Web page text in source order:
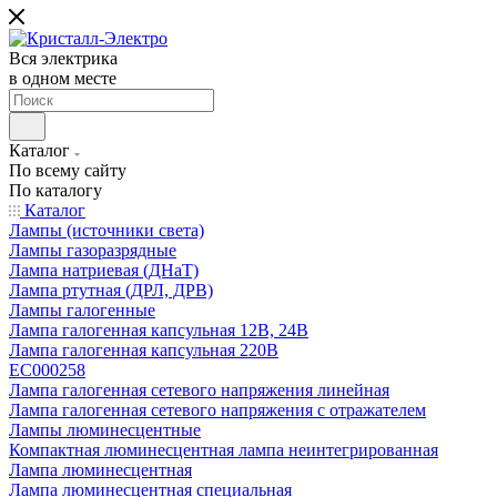
Вся электрика
в одном месте
Каталог
По всему сайту
По каталогу
Каталог
Лампы (источники света)
Лампы газоразрядные
Лампа натриевая (ДНаТ)
Лампа ртутная (ДРЛ, ДРВ)
Лампы галогенные
Лампа галогенная капсульная 12В, 24В
Лампа галогенная капсульная 220В
EC000258
Лампа галогенная сетевого напряжения линейная
Лампа галогенная сетевого напряжения с отражателем
Лампы люминесцентные
Компактная люминесцентная лампа неинтегрированная
Лампа люминесцентная
Лампа люминесцентная специальная